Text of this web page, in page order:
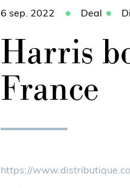
6 sep. 2022 Deal
Harris
France
https://